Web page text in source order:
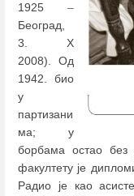
1925 –
Београд,
3. X
2008). Од
1942. био
у
партизани
ма; у
борбама остао
факултету је
Радио је као